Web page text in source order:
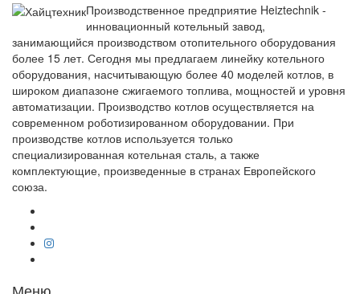
Производственное предприятие Heiztechnik -
инновационный котельный завод,
занимающийся производством отопительного оборудования
более 15 лет. Сегодня мы предлагаем линейку котельного
оборудования, насчитывающую более 40 моделей котлов, в
широком диапазоне сжигаемого топлива, мощностей и уровня
автоматизации. Производство котлов осуществляется на
современном роботизированном оборудовании. При
производстве котлов используется только
специализированная котельная сталь, а также
комплектующие, произведенные в странах Европейского
союза.